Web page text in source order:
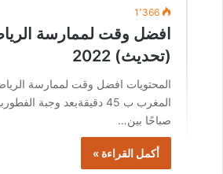
1٬366
افضل وقت لممارسة
(تحديث) 2022
المحتويات افضل وقت لممارسة
صباحًا بين…
أكمل القراءة »